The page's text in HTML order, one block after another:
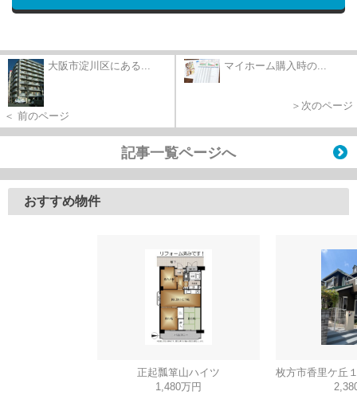
大阪市淀川区にある...
＜ 前のページ
マイホーム購入時の...
＞次のページ
記事一覧ページへ
おすすめ物件
正起瓢箪山ハイツ
1,480万円